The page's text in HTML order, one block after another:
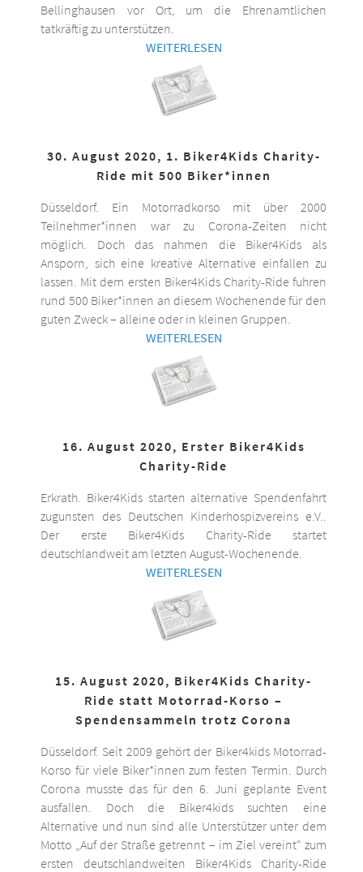
Bellinghausen vor Ort, um die Ehrenamtlichen
tatkräftig zu unterstützen.
WEITERLESEN
30. August 2020, 1. Biker4Kids Charity-
Ride mit 500 Biker*innen
Düsseldorf. Ein Motorradkorso mit über 2000
Teilnehmer*innen war zu Corona-Zeiten nicht
möglich. Doch das nahmen die Biker4Kids als
Ansporn, sich eine kreative Alternative einfallen zu
lassen. Mit dem ersten Biker4Kids Charity-Ride fuhren
rund 500 Biker*innen an diesem Wochenende für den
guten Zweck – alleine oder in kleinen Gruppen.
WEITERLESEN
16. August 2020, Erster Biker4Kids
Charity-Ride
Erkrath. Biker4Kids starten alternative Spendenfahrt
zugunsten des Deutschen Kinderhospizvereins e.V..
Der erste Biker4Kids Charity-Ride startet
deutschlandweit am letzten August-Wochenende.
WEITERLESEN
15. August 2020, Biker4Kids Charity-
Ride statt Motorrad-Korso –
Spendensammeln trotz Corona
Düsseldorf. Seit 2009 gehört der Biker4kids Motorrad-
Korso für viele Biker*innen zum festen Termin. Durch
Corona musste das für den 6. Juni geplante Event
ausfallen. Doch die Biker4kids suchten eine
Alternative und nun sind alle Unterstützer unter dem
Motto „Auf der Straße getrennt – im Ziel vereint“ zum
ersten deutschlandweiten Biker4Kids Charity-Ride